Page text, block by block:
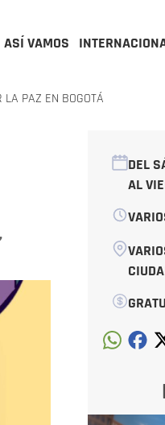
ASÍ VAMOS
PAZ EN BOGOTÁ
DEL
AL